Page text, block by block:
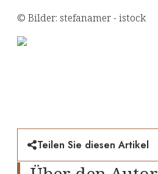
© Bilder: stefanamer - istock
Teilen Sie diesen Artikel